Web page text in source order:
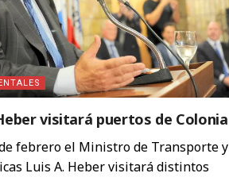
visitará puertos de Colonia
febrero el Ministro de Transporte y
Luis A. Heber visitará distintos